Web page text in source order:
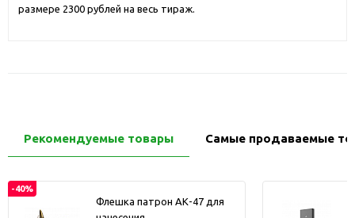
размере 2300 рублей на весь тираж.
Рекомендуемые товары Самые продаваемые
-40%
Флешка патрон АК-47 для